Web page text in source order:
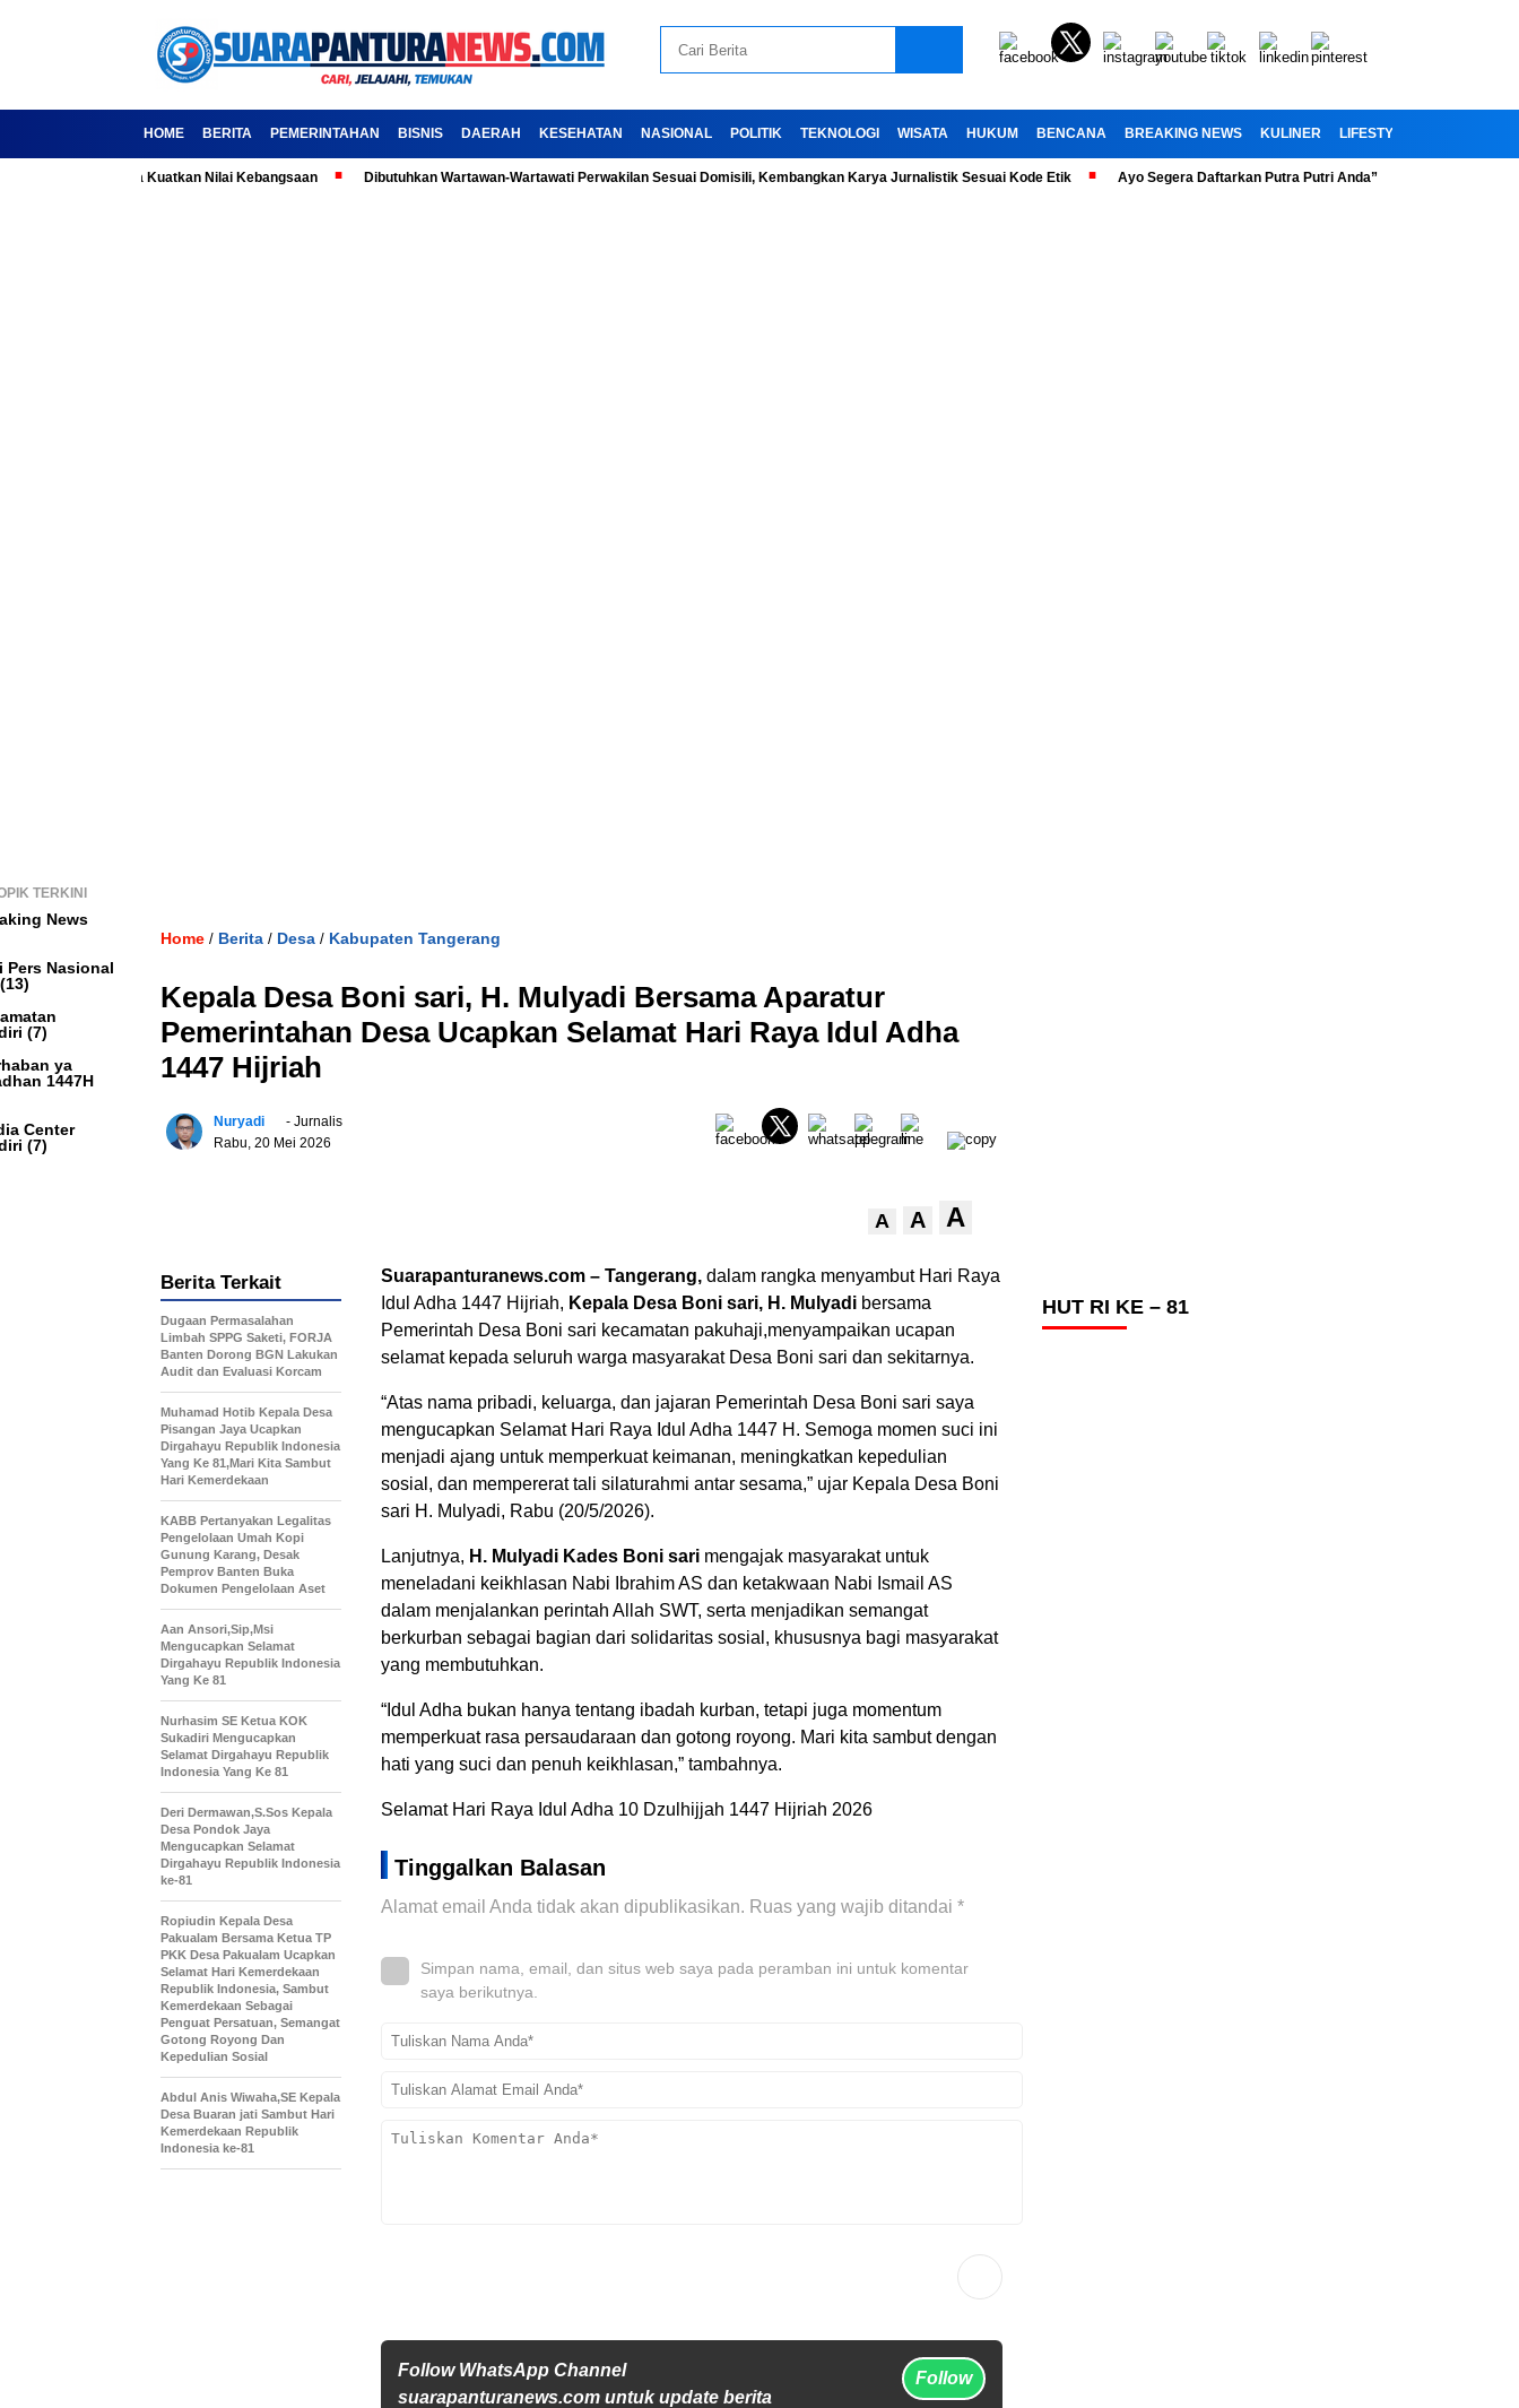
HOME BERITA PEMERINTAHAN BISNIS DAERAH KESEHATAN NASIONAL POLITIK TEKNOLOGI WISATA HUKUM BENCANA BREAKING NEWS KULINER LIFESTYLE
Ajak Media Kuatkan Nilai Kebangsaan Dibutuhkan Wartawan-Wartawati Perwakilan Sesuai Domisili, Kembangkan Karya Jurnalistik Sesuai Kode Etik Ayo Segera Daftarkan Putra Putri Anda” Telah Dibuka Penerimaan
TERKINI
News
Pers Nasional
(7)
ya
1447H
Center
(7)
Home / Berita / Desa / Kabupaten Tangerang
Kepala Desa Boni sari, H. Mulyadi Bersama Aparatur
Pemerintahan Desa Ucapkan Selamat Hari Raya Idul Adha
1447 Hijriah
Nuryadi
- Jurnalis
Rabu, 20 Mei 2026
A A A
Suarapanturanews.com – Tangerang, dalam rangka menyambut Hari Raya
Idul Adha 1447 Hijriah, Kepala Desa Boni sari, H. Mulyadi bersama
Pemerintah Desa Boni sari kecamatan pakuhaji,menyampaikan ucapan
selamat kepada seluruh warga masyarakat Desa Boni sari dan sekitarnya.
“Atas nama pribadi, keluarga, dan jajaran Pemerintah Desa Boni sari saya
mengucapkan Selamat Hari Raya Idul Adha 1447 H. Semoga momen suci ini
menjadi ajang untuk memperkuat keimanan, meningkatkan kepedulian
sosial, dan mempererat tali silaturahmi antar sesama,” ujar Kepala Desa Boni
sari H. Mulyadi, Rabu (20/5/2026).
Lanjutnya, H. Mulyadi Kades Boni sari mengajak masyarakat untuk
meneladani keikhlasan Nabi Ibrahim AS dan ketakwaan Nabi Ismail AS
dalam menjalankan perintah Allah SWT, serta menjadikan semangat
berkurban sebagai bagian dari solidaritas sosial, khususnya bagi masyarakat
yang membutuhkan.
“Idul Adha bukan hanya tentang ibadah kurban, tetapi juga momentum
memperkuat rasa persaudaraan dan gotong royong. Mari kita sambut dengan
hati yang suci dan penuh keikhlasan,” tambahnya.
Selamat Hari Raya Idul Adha 10 Dzulhijjah 1447 Hijriah 2026
Tinggalkan Balasan
Alamat email Anda tidak akan dipublikasikan. Ruas yang wajib ditandai *
Simpan nama, email, dan situs web saya pada peramban ini untuk komentar
saya berikutnya.
Follow WhatsApp Channel
suarapanturanews.com untuk update berita
Follow
Berita Terkait
Dugaan Permasalahan
Limbah SPPG Saketi, FORJA
Banten Dorong BGN Lakukan
Audit dan Evaluasi Korcam
Muhamad Hotib Kepala Desa
Pisangan Jaya Ucapkan
Dirgahayu Republik Indonesia
Yang Ke 81,Mari Kita Sambut
Hari Kemerdekaan
KABB Pertanyakan Legalitas
Pengelolaan Umah Kopi
Gunung Karang, Desak
Pemprov Banten Buka
Dokumen Pengelolaan Aset
Aan Ansori,Sip,Msi
Mengucapkan Selamat
Dirgahayu Republik Indonesia
Yang Ke 81
Nurhasim SE Ketua KOK
Sukadiri Mengucapkan
Selamat Dirgahayu Republik
Indonesia Yang Ke 81
Deri Dermawan,S.Sos Kepala
Desa Pondok Jaya
Mengucapkan Selamat
Dirgahayu Republik Indonesia
ke-81
Ropiudin Kepala Desa
Pakualam Bersama Ketua TP
PKK Desa Pakualam Ucapkan
Selamat Hari Kemerdekaan
Republik Indonesia, Sambut
Kemerdekaan Sebagai
Penguat Persatuan, Semangat
Gotong Royong Dan
Kepedulian Sosial
Abdul Anis Wiwaha,SE Kepala
Desa Buaran jati Sambut Hari
Kemerdekaan Republik
Indonesia ke-81
HUT RI KE – 81